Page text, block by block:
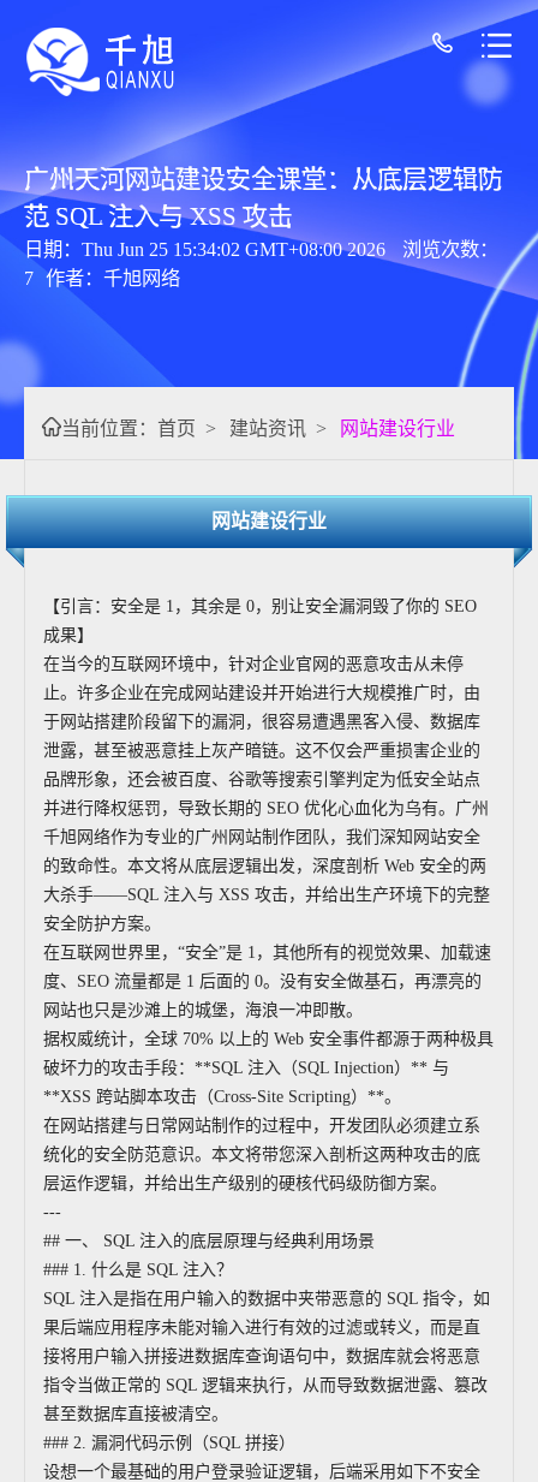
广州天河网站建设安全课堂：从底层逻辑防
范 SQL 注入与 XSS 攻击
日期：Thu Jun 25 15:34:02 GMT+08:00 2026
浏览次数：
7 作者：千旭网络
当前位置： 首页 > 建站资讯 > 网站建设行业
网站建设行业
【引言：安全是 1，其余是 0，别让安全漏洞毁了你的 SEO
成果】
在当今的互联网环境中，针对企业官网的恶意攻击从未停
止。许多企业在完成网站建设并开始进行大规模推广时，由
于网站搭建阶段留下的漏洞，很容易遭遇黑客入侵、数据库
泄露，甚至被恶意挂上灰产暗链。这不仅会严重损害企业的
品牌形象，还会被百度、谷歌等搜索引擎判定为低安全站点
并进行降权惩罚，导致长期的 SEO 优化心血化为乌有。广州
千旭网络作为专业的广州网站制作团队，我们深知网站安全
的致命性。本文将从底层逻辑出发，深度剖析 Web 安全的两
大杀手——SQL 注入与 XSS 攻击，并给出生产环境下的完整
安全防护方案。
在互联网世界里，“安全”是 1，其他所有的视觉效果、加载速
度、SEO 流量都是 1 后面的 0。没有安全做基石，再漂亮的
网站也只是沙滩上的城堡，海浪一冲即散。
据权威统计，全球 70% 以上的 Web 安全事件都源于两种极具
破坏力的攻击手段：**SQL 注入（SQL Injection）** 与
**XSS 跨站脚本攻击（Cross-Site Scripting）**。
在网站搭建与日常网站制作的过程中，开发团队必须建立系
统化的安全防范意识。本文将带您深入剖析这两种攻击的底
层运作逻辑，并给出生产级别的硬核代码级防御方案。
---
## 一、 SQL 注入的底层原理与经典利用场景
### 1. 什么是 SQL 注入？
SQL 注入是指在用户输入的数据中夹带恶意的 SQL 指令，如
果后端应用程序未能对输入进行有效的过滤或转义，而是直
接将用户输入拼接进数据库查询语句中，数据库就会将恶意
指令当做正常的 SQL 逻辑来执行，从而导致数据泄露、篡改
甚至数据库直接被清空。
### 2. 漏洞代码示例（SQL 拼接）
设想一个最基础的用户登录验证逻辑，后端采用如下不安全